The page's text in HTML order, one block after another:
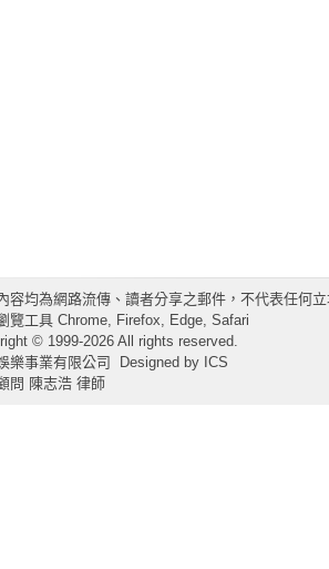
容均為網路流傳、讀者分享之郵件，不代表任何
覽工具 Chrome, Firefox, Edge, Safari
© 1999-2026 All rights reserved.
樂事業有限公司
Designed by ICS
問 陳志浩 律師